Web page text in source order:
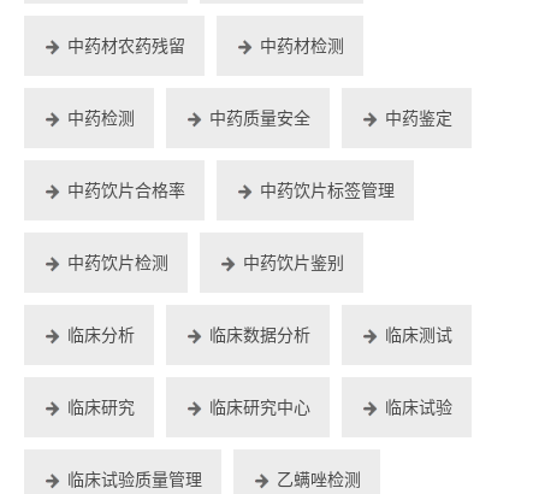
中药材农药残留 中药材检测
中药检测 中药质量安全 中药鉴定
中药饮片合格率 中药饮片标签管理
中药饮片检测 中药饮片鉴别
临床分析 临床数据分析 临床测试
临床研究 临床研究中心 临床试验
临床试验质量管理 乙螨唑检测